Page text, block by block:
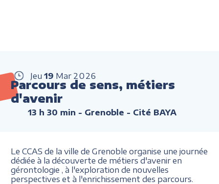
Jeu 19 Mar 2026
Parcours de sens, métiers
d'avenir
13 h 30 min - Grenoble - Cité BAYA
Le CCAS de la ville de Grenoble organise une journée
dédiée à la découverte de métiers d'avenir en
gérontologie , à l'exploration de nouvelles
perspectives et à l'enrichissement des parcours.